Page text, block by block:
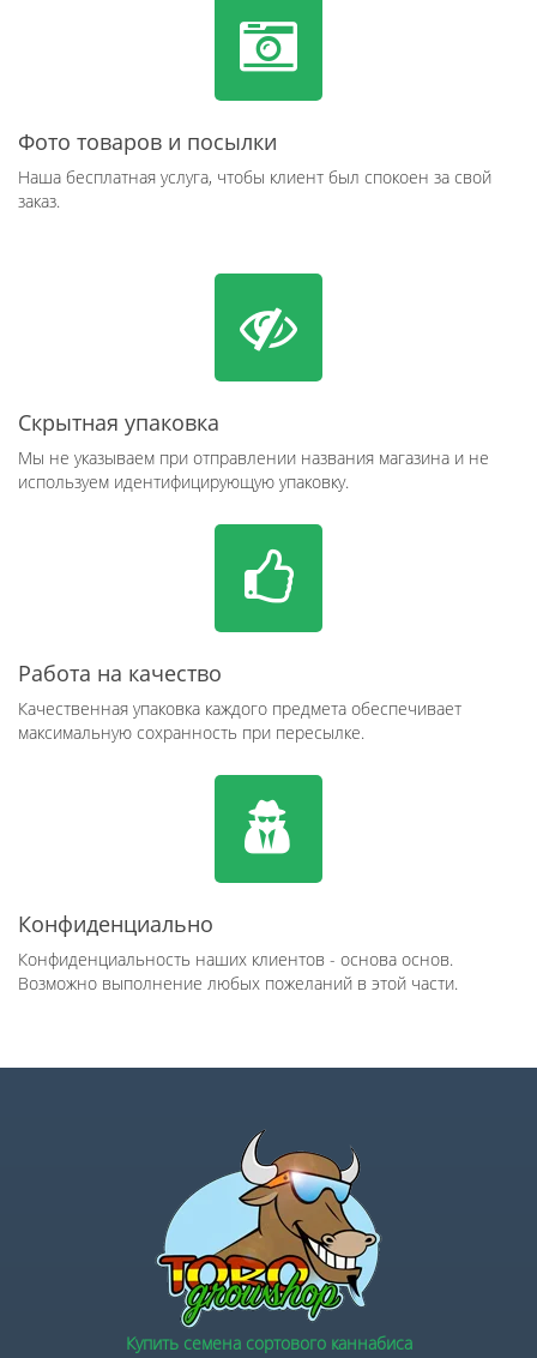
Фото товаров и посылки
Наша бесплатная услуга, чтобы клиент был спокоен за свой
заказ.
Скрытная упаковка
Мы не указываем при отправлении названия магазина и не
используем идентифицирующую упаковку.
Работа на качество
Качественная упаковка каждого предмета обеспечивает
максимальную сохранность при пересылке.
Конфиденциально
Конфиденциальность наших клиентов - основа основ.
Возможно выполнение любых пожеланий в этой части.
Купить семена сортового каннабиса